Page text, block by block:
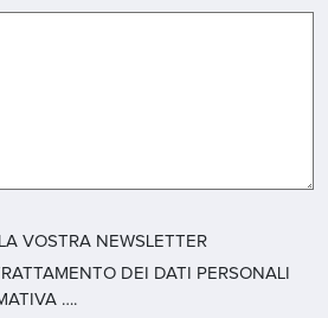
VOSTRA NEWSLETTER
DEI DATI PERSONALI
….